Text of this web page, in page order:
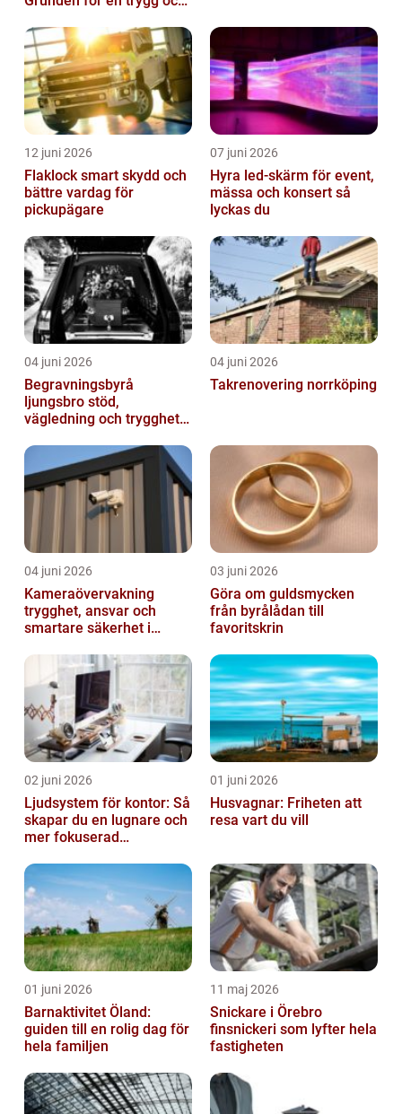
12 juni 2026
Flaklock smart skydd och
bättre vardag för
pickupägare
07 juni 2026
Hyra led-skärm för event,
mässa och konsert så
lyckas du
04 juni 2026
Begravningsbyrå
ljungsbro stöd,
vägledning och trygghet
04 juni 2026
Takrenovering norrköping
04 juni 2026
Kameraövervakning
trygghet, ansvar och
smartare säkerhet i
03 juni 2026
Göra om guldsmycken
från byrålådan till
favoritskrin
02 juni 2026
Ljudsystem för kontor: Så
skapar du en lugnare och
mer fokuserad
01 juni 2026
Husvagnar: Friheten att
resa vart du vill
01 juni 2026
Barnaktivitet Öland:
guiden till en rolig dag för
hela familjen
11 maj 2026
Snickare i Örebro
finsnickeri som lyfter hela
fastigheten